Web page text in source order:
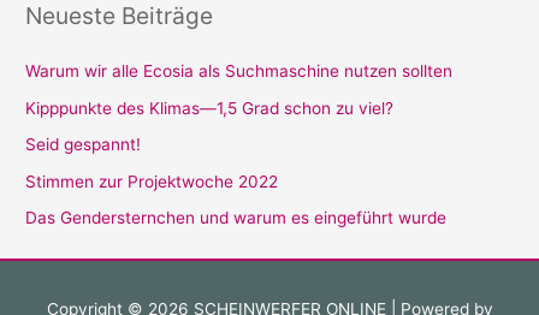
Neueste Beiträge
Warum wir alle Ecosia als Suchmaschine nutzen sollten
Kipppunkte des Klimas—1,5 Grad schon zu viel?
Seid gespannt!
Stimmen zur Projektwoche 2022
Das Gendersternchen und warum es eingeführt wurde
Copyright © 2026 SCHEINWERFER ONLINE| Powered by